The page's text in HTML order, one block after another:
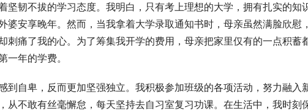
韧不拔的学习态度。我明白，只有考上理想的大学，拥有扎实的知
婆安享晚年。然而，当我拿着大学录取通知书时，母亲虽然满脸欣慰
刺痛了我的心。为了筹集我开学的费用，母亲把家里仅有的一点积蓄
一年的学费。
到自卑，反而更加坚强独立。我积极参加班级的各项活动，努力融入
从不敢有丝毫懈怠，每天坚持去自习室复习功课。在生活中，我时刻